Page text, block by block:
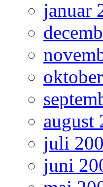
januar
august
juli
juni